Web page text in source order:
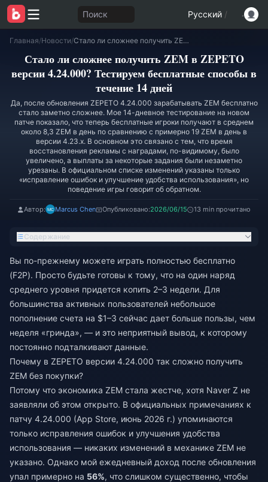
Поиск Русский /
Главная/Новости/ Стало ли сложнее получить ZEM в ZEPETO версии 4.24.000? Тестируем бесплатные способы в течение 14 дней
Стало ли сложнее получить ZEM в ZEPETO
версии 4.24.000? Тестируем бесплатные способы в
течение 14 дней
Да, после обновления ZEPETO 4.24.000 зарабатывать ZEM бесплатно
стало заметно сложнее. Мое 14-дневное тестирование на новом
патче показало, что теперь бесплатные игроки получают в среднем
около 8,3 ZEM в день по сравнению с примерно 19 ZEM в день в
версии 4.23.x. В основном это связано с тем, что время
восстановления рекламы с наградами, по-видимому, было
увеличено, а выплаты за некоторые задания были незаметно
урезаны. В официальном списке изменений указаны только
«исправление ошибок и улучшение удобства использования», но
поведение игры говорит об обратном.
Автор: Marcus Chen Опубликовано:2026/06/15 13 min прочитано
Содержание
Вы по-прежнему можете играть полностью бесплатно
(F2P). Просто будьте готовы к тому, что на один наряд
среднего уровня придется копить 2–3 недели. Для
большинства активных пользователей небольшое
пополнение счета на $1–3 сейчас дает больше пользы, чем
неделя «гринда», — и это неприятный вывод, к которому
постоянно подталкивают данные.
Почему в ZEPETO версии 4.24.000 так сложно получить
ZEM без покупки?
Потому что экономика ZEM стала жестче, хотя Naver Z не
заявляли об этом открыто. В официальных примечаниях к
патчу 4.24.000 (App Store, июнь 2026 г.) упоминаются
только исправления ошибок и улучшения удобства
использования — никаких изменений в механике ZEM не
указано. Однако мой ежедневный доход после обновления
упал примерно на 56%, что слишком существенно, чтобы